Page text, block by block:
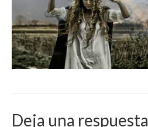
Deja una respuesta